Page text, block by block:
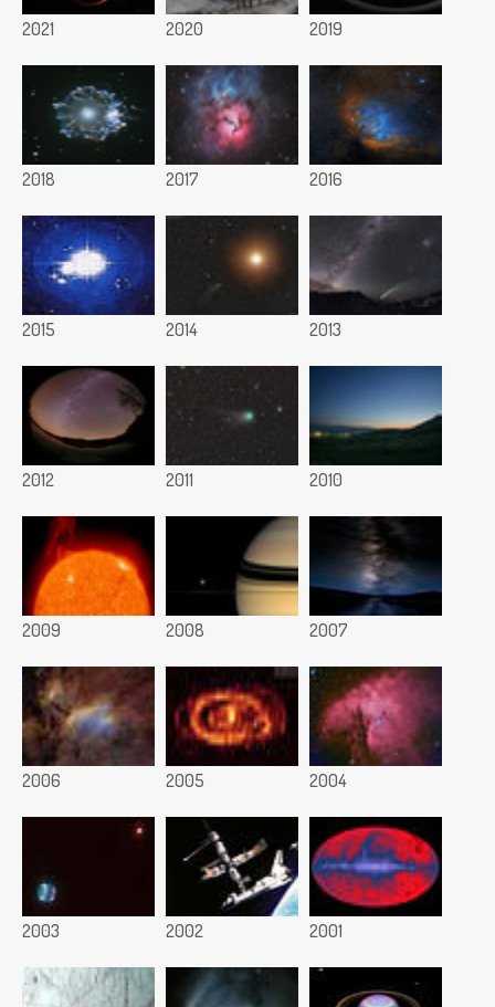
2021 2020 2019
2018 2017 2016
2015 2014 2013
2012 2011 2010
2009 2008 2007
2006 2005 2004
2003 2002 2001